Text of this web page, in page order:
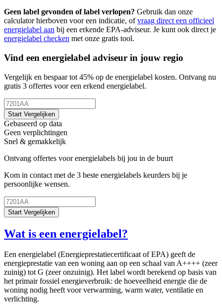
Geen label gevonden of label verlopen? Gebruik dan onze
calculator hierboven voor een indicatie, ofvraag direct een officieel
energielabel aan bij een erkende EPA-adviseur. Je kunt ook direct je
energielabel checken met onze gratis tool.
Vind een energielabel adviseur in jouw regio
Vergelijk en bespaar tot 45% op de energielabel kosten. Ontvang nu
gratis 3 offertes voor een erkend energielabel.
Start Vergelijken
Gebaseerd op data
Geen verplichtingen
Snel & gemakkelijk
Ontvang offertes voor energielabels bij jou in de buurt
Kom in contact met de 3 beste energielabels keurders bij je
persoonlijke wensen.
Start Vergelijken
Wat is een energielabel?
Een energielabel (Energieprestatiecertificaat of EPA) geeft de
energieprestatie van een woning aan op een schaal van A++++ (zeer
zuinig) tot G (zeer onzuinig). Het label wordt berekend op basis van
het primair fossiel energieverbruik: de hoeveelheid energie die de
woning nodig heeft voor verwarming, warm water, ventilatie en
verlichting.